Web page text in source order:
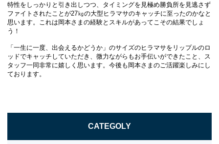
特性をしっかりと引き出しつつ、タイミングを見極め勝負所を見逃さず
ファイトされたことが27㎏の大型ヒラマサのキャッチに至ったのかなと
思います。これは岡本さまの経験とスキルがあってこその結果でしょ
う！
「一生に一度、出会えるかどうか」のサイズのヒラマサをリップルのロ
ッドでキャッチしていただき、微力ながらもお手伝いができたこと、ス
タッフ一同非常に嬉しく思います。今後も岡本さまのご活躍楽しみにし
ております。
CATEGOLY